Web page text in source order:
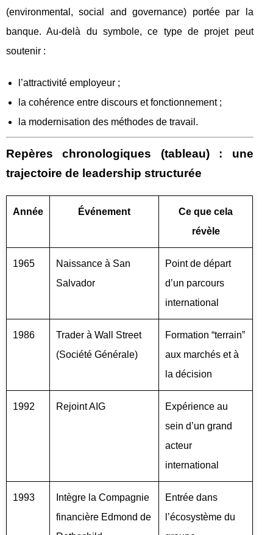
(environmental, social and governance) portée par la
banque. Au-delà du symbole, ce type de projet peut
soutenir :
l’attractivité employeur ;
la cohérence entre discours et fonctionnement ;
la modernisation des méthodes de travail.
Repères chronologiques (tableau) : une
trajectoire de leadership structurée
Année Événement
Ce que cela
révèle
1965
Naissance à San
Salvador
Point de départ
d’un parcours
international
1986
Trader à Wall Street
(Société Générale)
Formation “terrain”
aux marchés et à
la décision
1992 Rejoint AIG
Expérience au
sein d’un grand
acteur
international
1993
Intègre la Compagnie
financière Edmond de
Entrée dans
l’écosystème du